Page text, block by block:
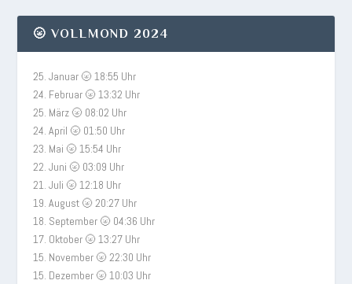
🌝 VOLLMOND 2024
25. Januar 🌝 18:55 Uhr
24. Februar 🌝 13:32 Uhr
25. März 🌝 08:02 Uhr
24. April 🌝 01:50 Uhr
23. Mai 🌝 15:54 Uhr
22. Juni 🌝 03:09 Uhr
21. Juli 🌝 12:18 Uhr
19. August 🌝 20:27 Uhr
18. September 🌝 04:36 Uhr
17. Oktober 🌝 13:27 Uhr
15. November 🌝 22:30 Uhr
15. Dezember 🌝 10:03 Uhr